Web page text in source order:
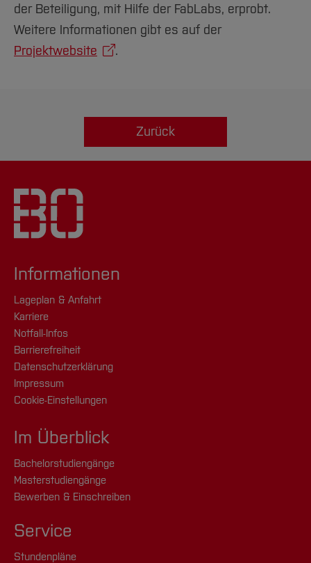
der Beteiligung, mit Hilfe der FabLabs, erprobt.
Weitere Informationen gibt es auf der
Projektwebsite
.
Zurück
Informationen
Lageplan & Anfahrt
Karriere
Notfall-Infos
Barrierefreiheit
Datenschutzerklärung
Impressum
Cookie-Einstellungen
Im Überblick
Bachelorstudiengänge
Masterstudiengänge
Bewerben & Einschreiben
Service
Stundenpläne